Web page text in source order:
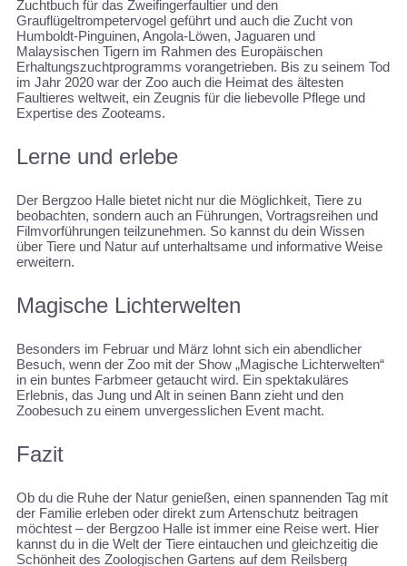
Zuchtbuch für das Zweifingerfaultier und den
Grauflügeltrompetervogel geführt und auch die Zucht von
Humboldt-Pinguinen, Angola-Löwen, Jaguaren und
Malaysischen Tigern im Rahmen des Europäischen
Erhaltungszuchtprogramms vorangetrieben. Bis zu seinem Tod
im Jahr 2020 war der Zoo auch die Heimat des ältesten
Faultieres weltweit, ein Zeugnis für die liebevolle Pflege und
Expertise des Zooteams.
Lerne und erlebe
Der Bergzoo Halle bietet nicht nur die Möglichkeit, Tiere zu
beobachten, sondern auch an Führungen, Vortragsreihen und
Filmvorführungen teilzunehmen. So kannst du dein Wissen
über Tiere und Natur auf unterhaltsame und informative Weise
erweitern.
Magische Lichterwelten
Besonders im Februar und März lohnt sich ein abendlicher
Besuch, wenn der Zoo mit der Show „Magische Lichterwelten“
in ein buntes Farbmeer getaucht wird. Ein spektakuläres
Erlebnis, das Jung und Alt in seinen Bann zieht und den
Zoobesuch zu einem unvergesslichen Event macht.
Fazit
Ob du die Ruhe der Natur genießen, einen spannenden Tag mit
der Familie erleben oder direkt zum Artenschutz beitragen
möchtest – der Bergzoo Halle ist immer eine Reise wert. Hier
kannst du in die Welt der Tiere eintauchen und gleichzeitig die
Schönheit des Zoologischen Gartens auf dem Reilsberg